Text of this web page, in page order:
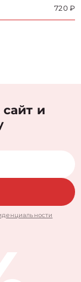
720 ₽
сайт и